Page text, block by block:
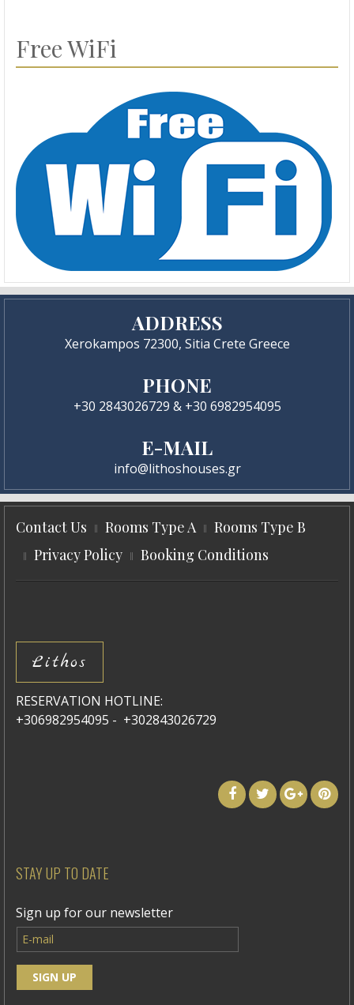
Free WiFi
ADDRESS
Xerokampos 72300, Sitia Crete Greece
PHONE
+30 2843026729 & +30 6982954095
E-MAIL
info@lithoshouses.gr
Contact Us Rooms Type A
Rooms Type B
Privacy Policy
Booking Conditions
Lithos
RESERVATION HOTLINE:
+306982954095 - +302843026729
STAY UP TO DATE
Sign up for our newsletter